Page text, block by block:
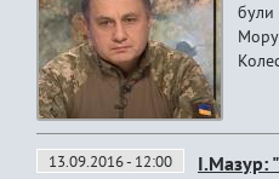
були
13.09.2016 - 12:00
І.Мазур: